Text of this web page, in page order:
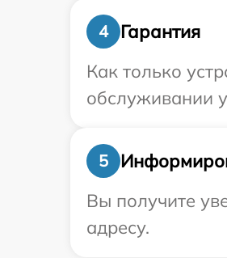
4
Гарантия
Как только
обслуживании
5
Вы получите
адресу.